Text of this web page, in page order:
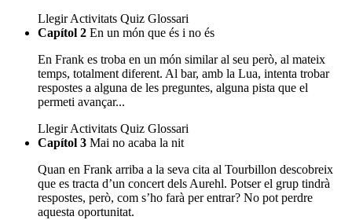
Llegir Activitats Quiz Glossari
Capítol 2 En un món que és i no és
En Frank es troba en un món similar al seu però, al mateix
temps, totalment diferent. Al bar, amb la Lua, intenta trobar
respostes a alguna de les preguntes, alguna pista que el
permeti avançar...
Llegir Activitats Quiz Glossari
Capítol 3 Mai no acaba la nit
Quan en Frank arriba a la seva cita al Tourbillon descobreix
que es tracta d’un concert dels Aurehl. Potser el grup tindrà
respostes, però, com s’ho farà per entrar? No pot perdre
aquesta oportunitat.